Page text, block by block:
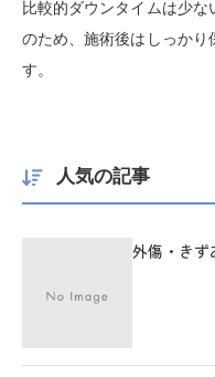
比較的ダウンタイムは少
のため、施術後はしっか
す。
人気の記事
外傷・きず